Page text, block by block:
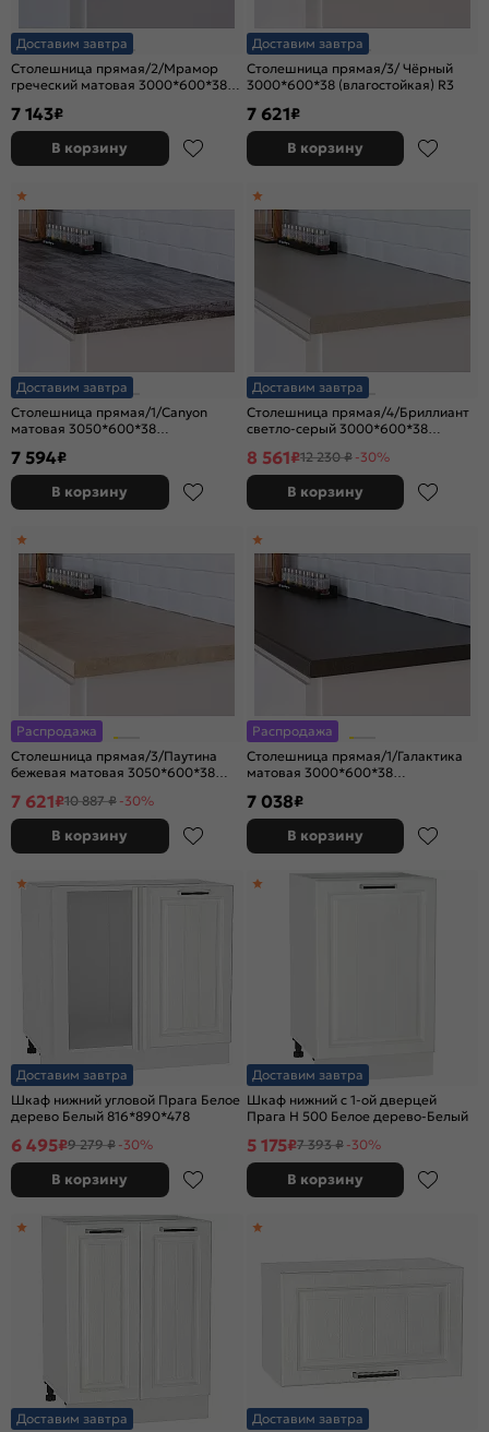
Доставим завтра
Столешница прямая/2/Мрамор
греческий матовая 3000*600*38
7 143₽
В корзину
Доставим завтра
Столешница прямая/3/ Чёрный
3000*600*38 (влагостойкая) R3
7 621₽
В корзину
Доставим завтра
Столешница прямая/1/Canyon
матовая 3050*600*38
7 594₽
В корзину
Доставим завтра
Столешница прямая/4/Бриллиант
светло-серый 3000*600*38
8 561₽12 230 ₽ -30%
В корзину
Распродажа
Столешница прямая/3/Паутина
бежевая матовая 3050*600*38
7 621₽10 887 ₽ -30%
В корзину
Распродажа
Столешница прямая/1/Галактика
матовая 3000*600*38
7 038₽
В корзину
Доставим завтра
Шкаф нижний угловой Прага Белое
дерево Белый 816*890*478
6 495₽9 279 ₽ -30%
В корзину
Доставим завтра
Шкаф нижний с 1-ой дверцей
Прага Н 500 Белое дерево-Белый
5 175₽7 393 ₽ -30%
В корзину
Доставим завтра
Доставим завтра